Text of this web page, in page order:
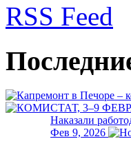
RSS Feed
Наказали
Фев 9, 2026